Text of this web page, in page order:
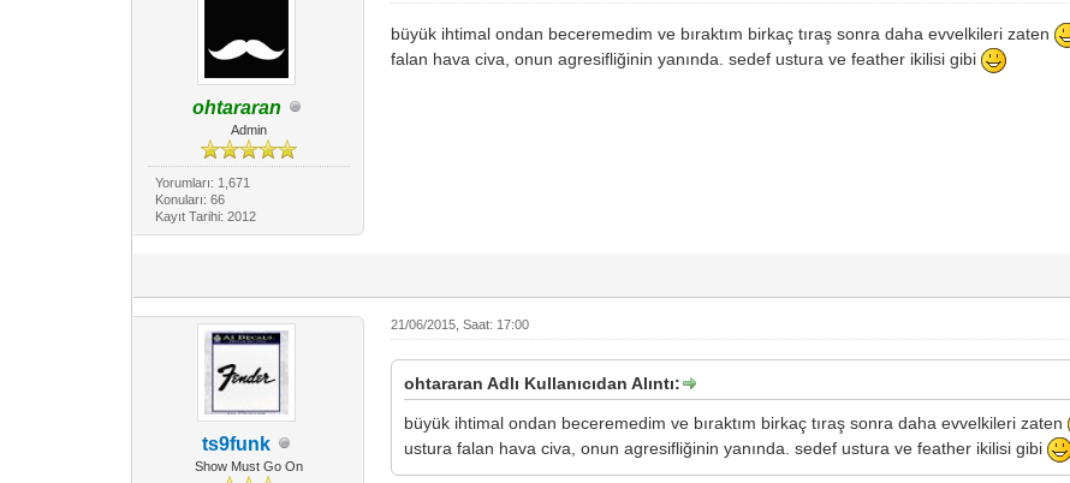
ohtararan
Admin
Yorumları: 1,671
Konuları: 66
Kayıt Tarihi: 2012
büyük ihtimal ondan beceremedim ve bıraktım birkaç tıraş sonra daha evvelkileri zaten
falan hava civa, onun agresifliğinin yanında. sedef ustura ve feather ikilisi gibi
ts9funk
Show Must Go On
21/06/2015, Saat: 17:00
ohtararan Adlı Kullanıcıdan Alıntı:
büyük ihtimal ondan beceremedim ve bıraktım birkaç tıraş sonra daha evvelkileri zaten
ustura falan hava civa, onun agresifliğinin yanında. sedef ustura ve feather ikilisi gibi